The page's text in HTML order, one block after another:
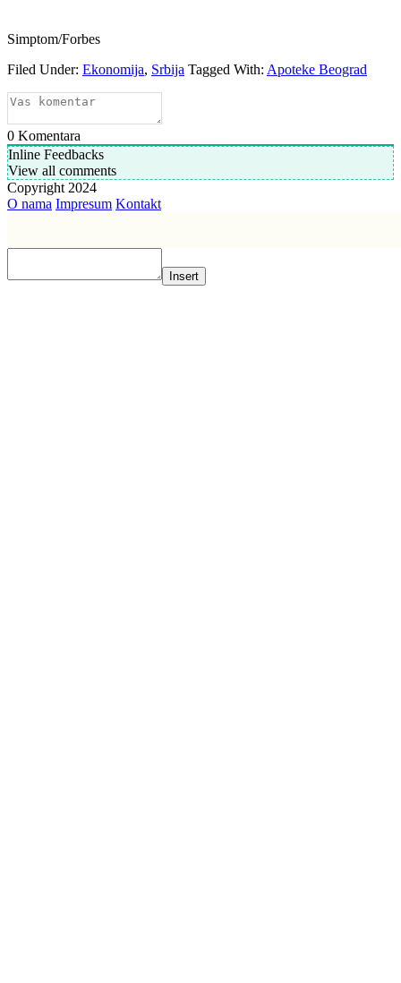
Simptom/Forbes
Filed Under: Ekonomija, Srbija Tagged With: Apoteke Beograd
0 Komentara
Inline Feedbacks
View all comments
Copyright 2024
O nama Impresum Kontakt
Insert